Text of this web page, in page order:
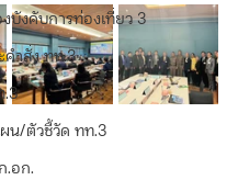
บังคับการท่องเที่ยว 3
คำสั่ง ทท.3
.3
น/ตัวชี้วัด ทท.3
.อก.